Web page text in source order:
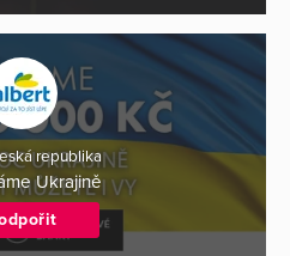
republika
Ukrajině